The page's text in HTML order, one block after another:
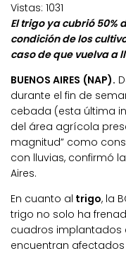
Vistas: 1031
El trigo ya cubrió
condición de los
caso de que vuelva a
BUENOS AIRES (NAP).
durante el fin de
cebada (esta última
del área agrícola
magnitud” como
con lluvias, confirmó
Aires.
En cuanto al trigo, la
trigo no solo ha
cuadros implantados
encuentran